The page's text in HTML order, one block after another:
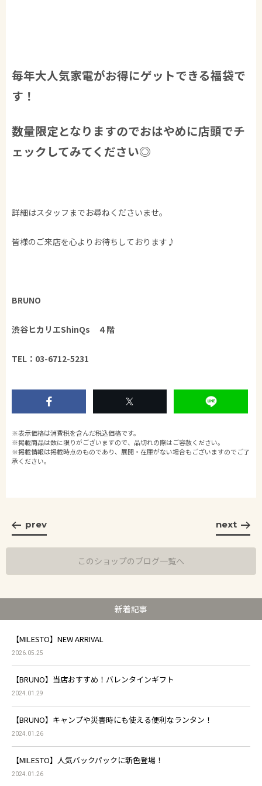
毎年大人気家電がお得にゲットできる福袋で
す！​
数量限定となりますのでおはやめに店頭でチ
ェックしてみてください◎​
詳細はスタッフまでお尋ねくださいませ。​
皆様のご来店を心よりお待ちしております♪​
BRUNO
渋谷ヒカリエShinQs ４階
TEL：03-6712-5231
※表示価格は消費税を含んだ税込価格です。
※掲載商品は数に限りがございますので、品切れの際はご容赦ください。
※掲載情報は掲載時点のものであり、展開・在庫がない場合もございますのでご了
承ください。
prev next
このショップのブログ一覧へ
新着記事
【MILESTO】NEW ARRIVAL
2026.05.25
【BRUNO】当店おすすめ！バレンタインギフト
2024.01.29
【BRUNO】キャンプや災害時にも使える便利なランタン！
2024.01.26
【MILESTO】人気バックパックに新色登場！
2024.01.26